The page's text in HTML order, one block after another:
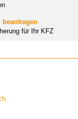
für Ihr KFZ